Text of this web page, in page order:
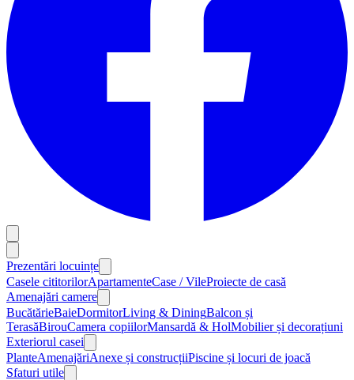
Prezentări locuințe
Casele cititorilorApartamenteCase / VileProiecte de casă
Amenajări camere
BucătărieBaieDormitorLiving & DiningBalcon și
TerasăBirouCamera copiilorMansardă & HolMobilier și decorațiuni
Exteriorul casei
PlanteAmenajăriAnexe și construcțiiPiscine și locuri de joacă
Sfaturi utile